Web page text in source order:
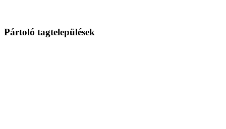
Pártoló tagtelepülések